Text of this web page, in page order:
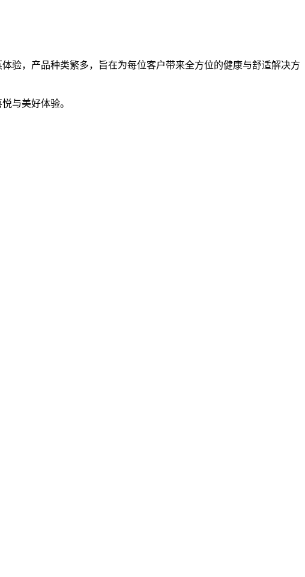
，产品种类繁多，旨在为每位客户带来全方位的健康与舒适解决方
与美好体验。